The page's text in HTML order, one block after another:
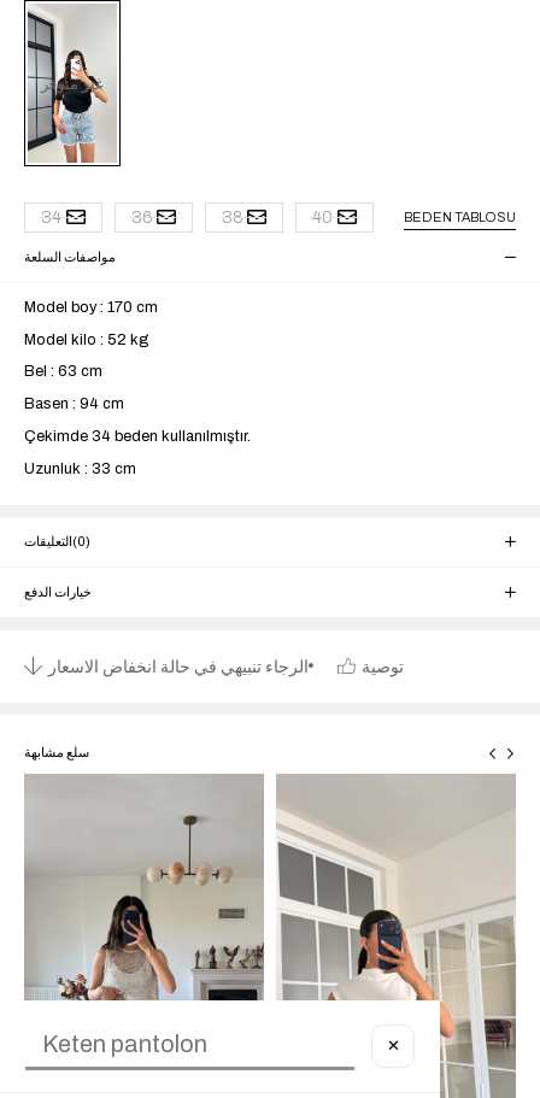
غير متوفر
34 36 38 40 BEDEN TABLOSU
مواصفات السلعة
Model boy : 170 cm
Model kilo : 52 kg
Bel : 63 cm
Basen : 94 cm
Çekimde 34 beden kullanılmıştır.
Uzunluk : 33 cm
التعليقات(0)
خيارات الدفع
الرجاء تنبيهي في حالة انخفاض الاسعار توصية
سلع مشابهة
✕